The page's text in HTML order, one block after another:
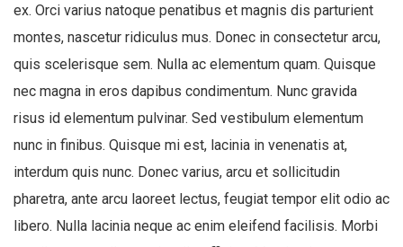
ex. Orci varius natoque penatibus et magnis dis parturient
montes, nascetur ridiculus mus. Donec in consectetur arcu,
quis scelerisque sem. Nulla ac elementum quam. Quisque
nec magna in eros dapibus condimentum. Nunc gravida
risus id elementum pulvinar. Sed vestibulum elementum
nunc in finibus. Quisque mi est, lacinia in venenatis at,
interdum quis nunc. Donec varius, arcu et sollicitudin
pharetra, ante arcu laoreet lectus, feugiat tempor elit odio ac
libero. Nulla lacinia neque ac enim eleifend facilisis. Morbi